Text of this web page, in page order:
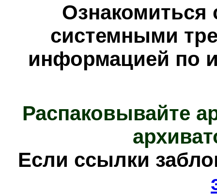
Ознакомиться
системными
информацией по
Распаковывайте
Если ссылки